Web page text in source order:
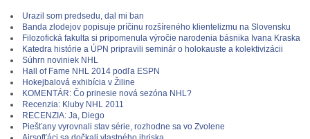
Urazil som predsedu, dal mi ban
Banda zlodejov popisuje príčinu rozšíreného klientelizmu na Slovensku
Filozofická fakulta si pripomenula výročie narodenia básnika Ivana Kraska
Katedra histórie a ÚPN pripravili seminár o holokauste a kolektivizácii
Súhrn noviniek NHL
Hall of Fame NHL 2014 podľa ESPN
Hokejbalová exhibícia v Žiline
KOMENTÁR: Čo prinesie nová sezóna NHL?
Recenzia: Kluby NHL 2011
RECENZIA: Ja, Diego
Piešťany vyrovnali stav série, rozhodne sa vo Zvolene